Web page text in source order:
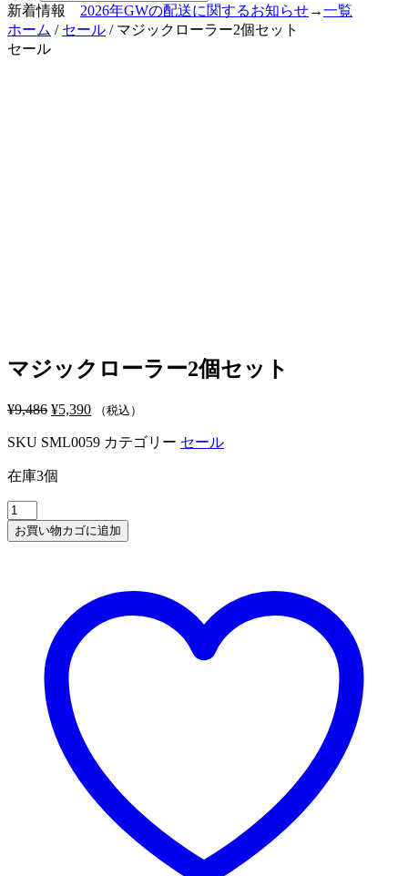
新着情報 2026年GWの配送に関するお知らせ→一覧
ホーム / セール / マジックローラー2個セット
セール
マジックローラー2個セット
¥9,486 元
価
格
は
で
し
¥5,390現
の
¥5,390
で
（税込）
SKU SML0059 カテゴリー セール
在庫3個
マ
ジ
ッ
お買い物カゴに追加